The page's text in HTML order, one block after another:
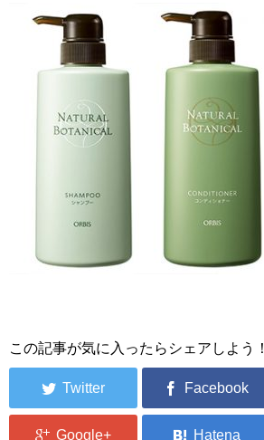
この記事が気に入ったらシェアしよう！